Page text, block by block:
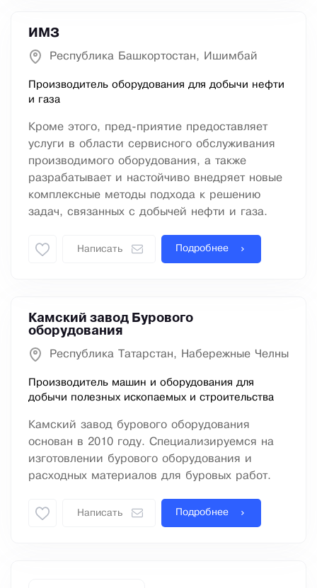
ИМЗ
Республика Башкортостан, Ишимбай
Производитель оборудования для добычи нефти
и газа
Кроме этого, пред-приятие предоставляет
услуги в области сервисного обслуживания
производимого оборудования, а также
разрабатывает и настойчиво внедряет новые
комплексные методы подхода к решению
задач, связанных с добычей нефти и газа.
Написать Подробнее
Камский завод Бурового
оборудования
Республика Татарстан, Набережные Челны
Производитель машин и оборудования для
добычи полезных ископаемых и строительства
Камский завод бурового оборудования
основан в 2010 году. Специализируемся на
изготовлении бурового оборудования и
расходных материалов для буровых работ.
Написать Подробнее